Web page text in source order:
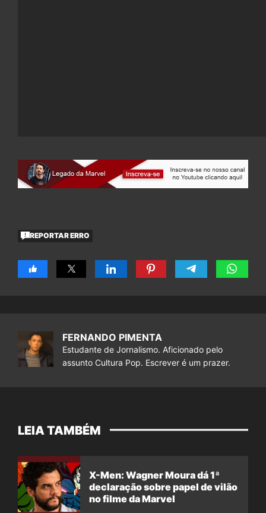
REPORTAR ERRO
FERNANDO PIMENTA
Estudante de Jornalismo. Aficionado pelo
assunto Cultura Pop. Escrever é um prazer.
LEIA TAMBÉM
X-Men: Wagner Moura dá 1ª
declaração sobre papel de vilão
no filme da Marvel